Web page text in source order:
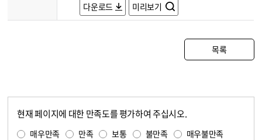
다운로드
미리보기
목록
현재 페이지에 대한 만족도를 평가하여 주십시오.
매우만족 만족 보통 불만족 매우불만족